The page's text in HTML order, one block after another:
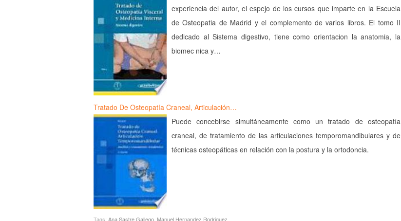
experiencia del autor, el espejo de los cursos que imparte en la Escuela
de Osteopatia de Madrid y el complemento de varios libros. El tomo II
dedicado al Sistema digestivo, tiene como orientacion la anatomia, la
biomec nica y…
Tratado De Osteopatía Craneal, Articulación…
Puede concebirse simultáneamente como un tratado de osteopatía
craneal, de tratamiento de las articulaciones temporomandibulares y de
técnicas osteopáticas en relación con la postura y la ortodoncia.
Tags: Ana Sastre Gallego Manuel Hernandez Rodriguez